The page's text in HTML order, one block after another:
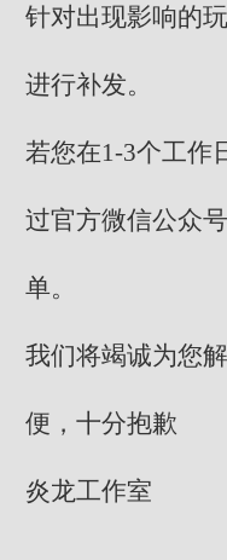
针对出现影响的
进行补发。
若您在1-3个工作
过官方微信公众
单。
我们将竭诚为您
便，十分抱歉
炎龙工作室